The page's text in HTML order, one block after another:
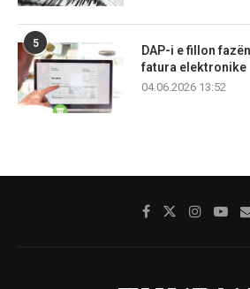
5
DAP-i e fillon
fatura elektronike
04.06.2026 13:52